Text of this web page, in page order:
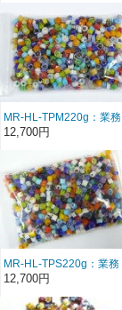
MR-HL-TPM220g：業務
用モレッティ・ミルフィ
オリミックス 透明中 7-
8mm 220g=約8oz 24/07
改定
12,700円
MR-HL-TPS220g：業務
用モレッティ・ミルフィ
6mm 220ｇ=約8oz
12,700円